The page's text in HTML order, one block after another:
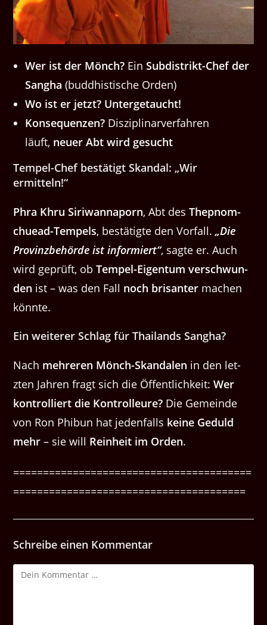
Wer ist der Mönch? EinSub­dis­trikt-Chef der
Sang­ha (bud­dhis­tis­che Orden)
Wo ist er jet­zt? Unter­ge­taucht!
Kon­se­quen­zen? Diszi­pli­narver­fahren
läuft, neuer Abt wird gesucht
Tem­pel-Chef bestätigt Skan­dal: ​„Wir
ermitteln!“
Phra Khru Siri­wan­na­porn, Abt desThep­nom­
chuead-Tem­pels, bestätigte den Vor­fall. ​„Die
Prov­inzbe­hörde ist informiert“, sagte er. Auch
wird geprüft, obTem­pel-Eigen­tum ver­schwun­
den ist – was den Fall noch brisan­ter machen
könnte.
Ein weit­er­er Schlag für Thai­lands Sangha?
Nach mehreren Mönch-Skan­dalen in den let­
zten Jahren fragt sich die Öffentlichkeit:Wer
kon­trol­liert die Kon­trolleure? Die Gemeinde
von Ron Phi­bun hat jeden­falls keine Geduld
mehr – sie will Rein­heit im Orden.
========================================
=======================================
Schreibe einen Kommentar
Kommentar